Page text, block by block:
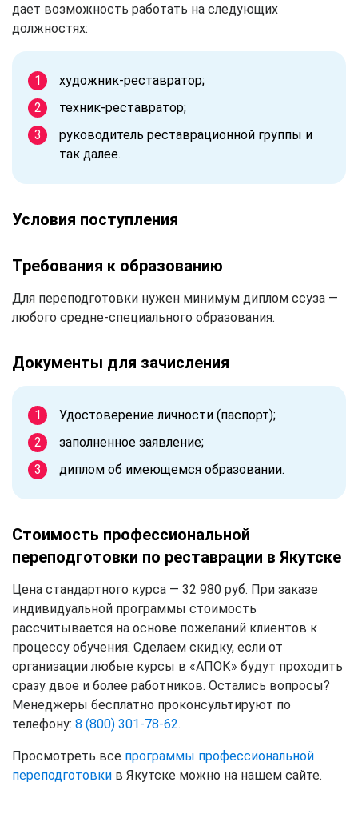
дает возможность работать на следующих
должностях:
художник-реставратор;
техник-реставратор;
руководитель реставрационной группы и
так далее.
Условия поступления
Требования к образованию
Для переподготовки нужен минимум диплом ссуза —
любого средне-специального образования.
Документы для зачисления
Удостоверение личности (паспорт);
заполненное заявление;
диплом об имеющемся образовании.
Стоимость профессиональной
переподготовки по реставрации в Якутске
Цена стандартного курса — 32 980 руб. При заказе
индивидуальной программы стоимость
рассчитывается на основе пожеланий клиентов к
процессу обучения. Сделаем скидку, если от
организации любые курсы в «АПОК» будут проходить
сразу двое и более работников. Остались вопросы?
Менеджеры бесплатно проконсультируют по
телефону: 8 (800) 301-78-62.
Просмотреть все программы профессиональной
переподготовки в Якутске можно на нашем сайте.